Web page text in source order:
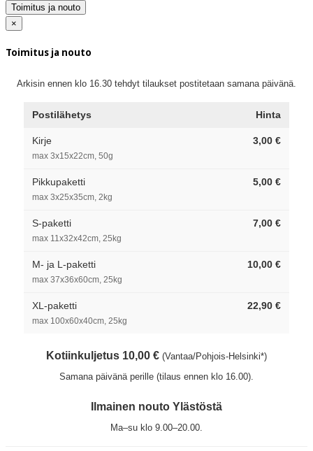
Toimitus ja nouto
×
Toimitus ja nouto
Arkisin ennen klo 16.30 tehdyt tilaukset postitetaan samana päivänä.
Postilähetys Hinta
Kirje
max 3x15x22cm, 50g
3,00 €
Pikkupaketti
max 3x25x35cm, 2kg
5,00 €
S-paketti
max 11x32x42cm, 25kg
7,00 €
M- ja L-paketti
max 37x36x60cm, 25kg
10,00 €
XL-paketti
max 100x60x40cm, 25kg
22,90 €
Kotiinkuljetus 10,00 € (Vantaa/Pohjois-Helsinki*)
Samana päivänä perille (tilaus ennen klo 16.00).
Ilmainen nouto Ylästöstä
Ma–su klo 9.00–20.00.